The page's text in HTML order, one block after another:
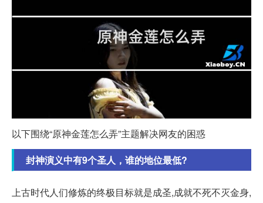
以下围绕“原神金莲怎么弄”主题解决网友的困惑
封神演义中有9个圣人，谁的地位最低?
上古时代人们修炼的终极目标就是成圣,成就不死不灭金身,